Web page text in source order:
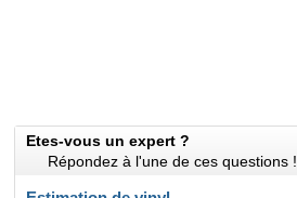
Etes-vous un expert ?
Répondez à l'une de ces questions !